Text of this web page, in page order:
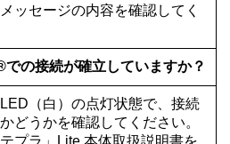
ッセージの内容を確認してく
の接続が確立していますか？
（白）の点灯状態で、接続
どうかを確認してください。
プラ」Lite 本体取扱説明書を